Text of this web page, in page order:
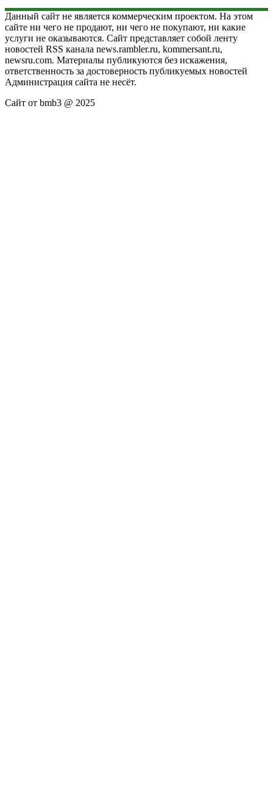
Данный сайт не является коммерческим проектом. На этом
сайте ни чего не продают, ни чего не покупают, ни какие
услуги не оказываются. Сайт представляет собой ленту
новостей RSS канала news.rambler.ru, kommersant.ru,
newsru.com. Материалы публикуются без искажения,
ответственность за достоверность публикуемых новостей
Администрация сайта не несёт.
Сайт от bmb3 @ 2025